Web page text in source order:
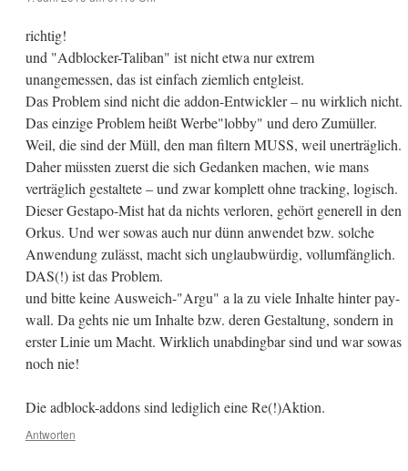
richtig!
und "Adblocker-Taliban" ist nicht etwa nur extrem
unangemessen, das ist einfach ziemlich entgleist.
Das Problem sind nicht die addon-Entwickler – nu wirklich nicht.
Das einzige Problem heißt Werbe"lobby" und dero Zumüller.
Weil, die sind der Müll, den man filtern MUSS, weil unerträglich.
Daher müssten zuerst die sich Gedanken machen, wie mans
verträglich gestaltete – und zwar komplett ohne tracking, logisch.
Dieser Gestapo-Mist hat da nichts verloren, gehört generell in den
Orkus. Und wer sowas auch nur dünn anwendet bzw. solche
Anwendung zulässt, macht sich unglaubwürdig, vollumfänglich.
DAS(!) ist das Problem.
und bitte keine Ausweich-"Argu" a la zu viele Inhalte hinter pay-
wall. Da gehts nie um Inhalte bzw. deren Gestaltung, sondern in
erster Linie um Macht. Wirklich unabdingbar sind und war sowas
noch nie!
Die adblock-addons sind lediglich eine Re(!)Aktion.
Antworten